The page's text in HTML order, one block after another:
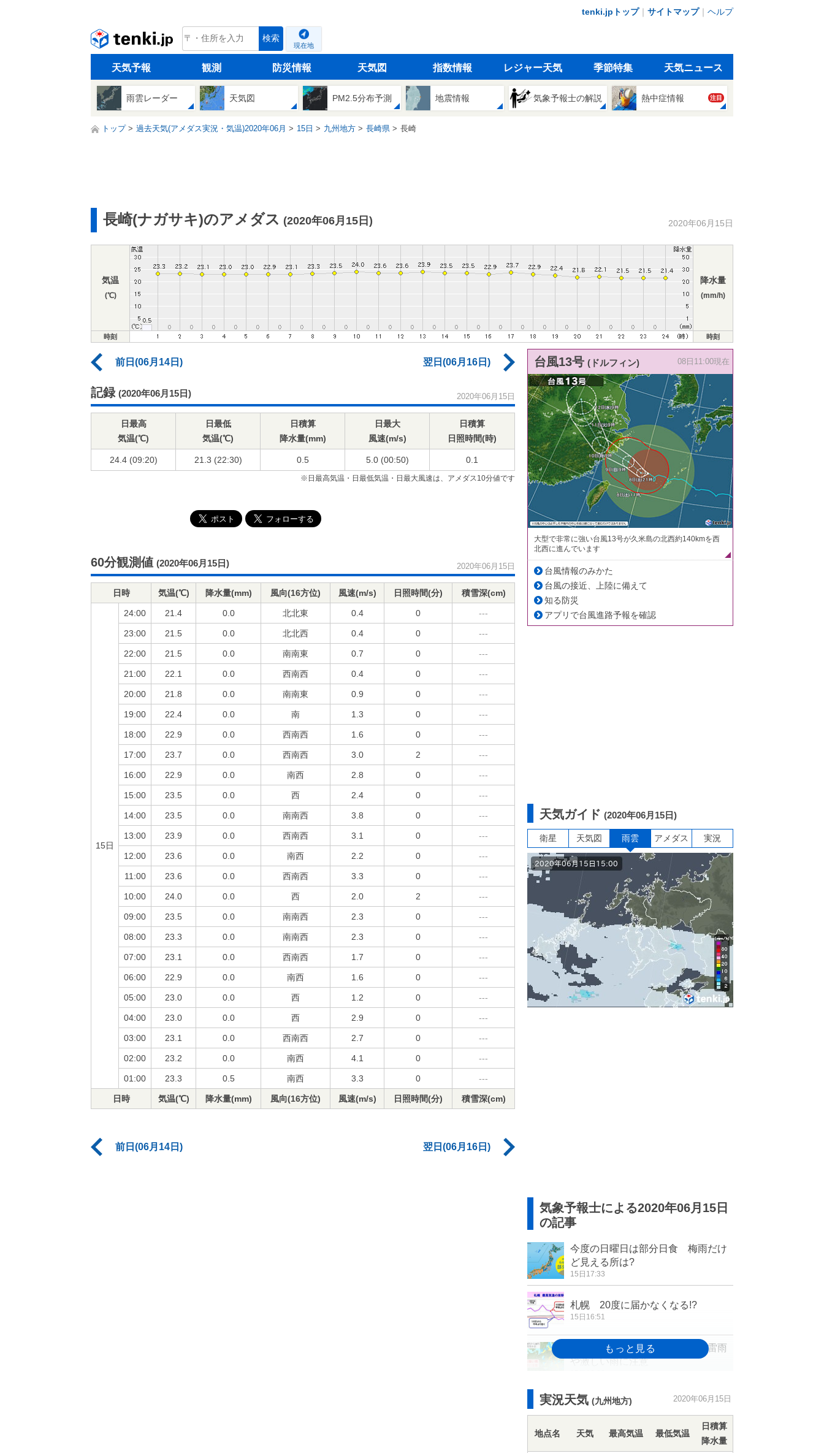
tenki.jpトップ｜ サイトマップ｜ ヘルプ
tenki.jp 検索
現在地
天気予報 観測 防災情報 天気図 指数情報 レジャー天気 季節特集 天気ニュース
雨雲レーダー 天気図 PM2.5分布予測 地震情報 気象予報士の解説 熱中症情報 注目
トップ 過去天気(アメダス実況・気温)2020年06月 15日 九州地方 長崎県 長崎
長崎(ナガサキ)のアメダス (2020年06月15日) 2020年06月15日
気温
(℃)
降水量
(mm/h)
時刻 時刻
前日(06月14日) 翌日(06月16日)
記録 (2020年06月15日) 2020年06月15日
日最高
気温(℃)
日最低
気温(℃)
日積算
降水量(mm)
日最大
風速(m/s)
日積算
日照時間(時)
24.4 (09:20) 21.3 (22:30) 0.5 5.0 (00:50) 0.1
※日最高気温・日最低気温・日最大風速は、アメダス10分値です
60分観測値 (2020年06月15日) 2020年06月15日
日時 気温(℃) 降水量(mm) 風向(16方位) 風速(m/s) 日照時間(分) 積雪深(cm)
15日
24:00 21.4 0.0 北北東 0.4 0 ---
23:00 21.5 0.0 北北西 0.4 0 ---
22:00 21.5 0.0 南南東 0.7 0 ---
21:00 22.1 0.0 西南西 0.4 0 ---
20:00 21.8 0.0 南南東 0.9 0 ---
19:00 22.4 0.0 南 1.3 0 ---
18:00 22.9 0.0 西南西 1.6 0 ---
17:00 23.7 0.0 西南西 3.0 2 ---
16:00 22.9 0.0 南西 2.8 0 ---
15:00 23.5 0.0 西 2.4 0 ---
14:00 23.5 0.0 南南西 3.8 0 ---
13:00 23.9 0.0 西南西 3.1 0 ---
12:00 23.6 0.0 南西 2.2 0 ---
11:00 23.6 0.0 西南西 3.3 0 ---
10:00 24.0 0.0 西 2.0 2 ---
09:00 23.5 0.0 南南西 2.3 0 ---
08:00 23.3 0.0 南南西 2.3 0 ---
07:00 23.1 0.0 西南西 1.7 0 ---
06:00 22.9 0.0 南西 1.6 0 ---
05:00 23.0 0.0 西 1.2 0 ---
04:00 23.0 0.0 西 2.9 0 ---
03:00 23.1 0.0 西南西 2.7 0 ---
02:00 23.2 0.0 南西 4.1 0 ---
01:00 23.3 0.5 南西 3.3 0 ---
日時 気温(℃) 降水量(mm) 風向(16方位) 風速(m/s) 日照時間(分) 積雪深(cm)
前日(06月14日) 翌日(06月16日)
台風13号 (ドルフィン) 08日11:00現在
大型で非常に強い台風13号が久米島の北西約140kmを西
北西に進んでいます
台風情報のみかた
台風の接近、上陸に備えて
知る防災
アプリで台風進路予報を確認
天気ガイド (2020年06月15日)
衛星 天気図 雨雲 アメダス 実況
気象予報士による2020年06月15日
の記事
今度の日曜日は部分日食 梅雨だけ
ど見える所は?
15日17:33
札幌 20度に届かなくなる!?
15日16:51
あすも関東は気温上昇 午後は雷雨
や激しい雨に注意
静岡市や栃木県佐野市で35℃超 東
週末にかけて、北日本や東日本は暑
実況天気 (九州地方) 2020年06月15日
地点名 天気 最高気温 最低気温
日積算
降水量